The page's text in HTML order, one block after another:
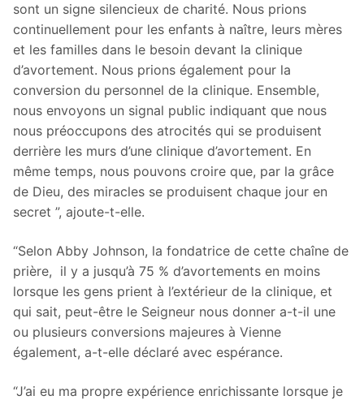
sont un signe silencieux de charité. Nous prions
continuellement pour les enfants à naître, leurs mères
et les familles dans le besoin devant la clinique
d’avortement. Nous prions également pour la
conversion du personnel de la clinique. Ensemble,
nous envoyons un signal public indiquant que nous
nous préoccupons des atrocités qui se produisent
derrière les murs d’une clinique d’avortement. En
même temps, nous pouvons croire que, par la grâce
de Dieu, des miracles se produisent chaque jour en
secret ”, ajoute-t-elle.
“Selon Abby Johnson, la fondatrice de cette chaîne de
prière, il y a jusqu’à 75 % d’avortements en moins
lorsque les gens prient à l’extérieur de la clinique, et
qui sait, peut-être le Seigneur nous donner a-t-il une
ou plusieurs conversions majeures à Vienne
également, a-t-elle déclaré avec espérance.
“J’ai eu ma propre expérience enrichissante lorsque je